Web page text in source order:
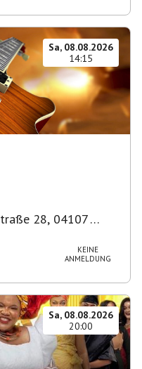
Sa, 08.08.2026
14:15
28, 04107
KEINE
ANMELDUNG
Sa, 08.08.2026
20:00